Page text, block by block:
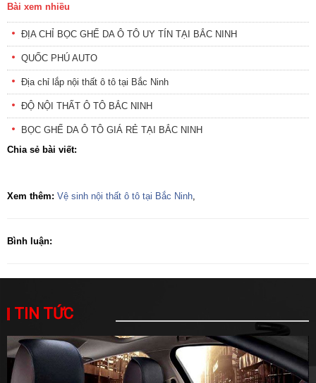
Bài xem nhiều
ĐỊA CHỈ BỌC GHẾ DA Ô TÔ UY TÍN TẠI BẮC NINH
QUỐC PHÚ AUTO
Địa chỉ lắp nội thất ô tô tại Bắc Ninh
ĐỘ NỘI THẤT Ô TÔ BẮC NINH
BỌC GHẾ DA Ô TÔ GIÁ RẺ TẠI BẮC NINH
Chia sẻ bài viết:
Xem thêm: Vệ sinh nội thất ô tô tại Bắc Ninh
Bình luận:
TIN TỨC